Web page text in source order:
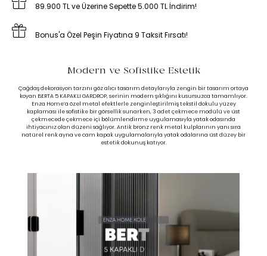
89.900 TL ve Üzerine Sepette 5.000 TL İndirim!
Bonus'a Özel Peşin Fiyatına 9 Taksit Fırsatı!
Modern ve Sofistike Estetik
Çağdaş dekorasyon tarzını göz alıcı tasarım detaylarıyla zengin bir tasarım ortaya
koyan BERTA 5 KAPAKLI GARDROP, serinin modern şıklığını kusursuzca tamamlıyor.
Enza Home’a özel metal efektlerle zenginleştirilmiş tekstil dokulu yüzey
kaplaması ile sofistike bir görsellik sunarken, 3 adet çekmece modülü ve üst
çekmecede çekmece içi bölümlendirme uygulamasıyla yatak odasında
ihtiyacınız olan düzeni sağlıyor. Antik bronz renk metal kulplarının yanı sıra
natürel renk ayna ve cam kapak uygulamalarıyla yatak odalarına üst düzey bir
estetik dokunuş katıyor.